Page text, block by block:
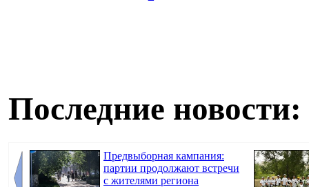
Последние новости:
Предвыборная кампания:
партии продолжают встречи
с жителями региона